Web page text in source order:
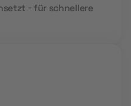
- für schnellere